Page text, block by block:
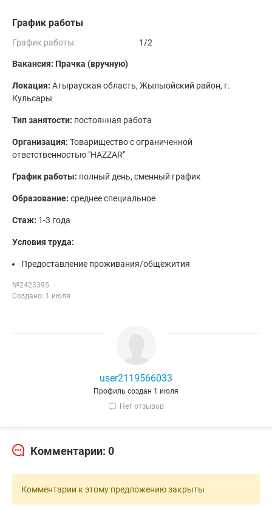
График работы
График работы: 1/2
Вакансия: Прачка (вручную)
Локация: Атырауская область, Жылыойский район, г.
Кульсары
Тип занятости: постоянная работа
Организация: Товарищество с ограниченной
ответственностью "HAZZAR"
График работы: полный день, сменный график
Образование: среднее специальное
Стаж: 1-3 года
Условия труда:
Предоставление проживания/общежития
№2423395
Создано: 1 июля
user2119566033
Профиль создан 1 июля
Нет отзывов
Комментарии: 0
Комментарии к этому предложению закрыты